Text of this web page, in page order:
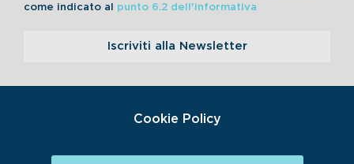
come indicato al punto 6.2 dell'informativa
Iscriviti alla Newsletter
Cookie Policy